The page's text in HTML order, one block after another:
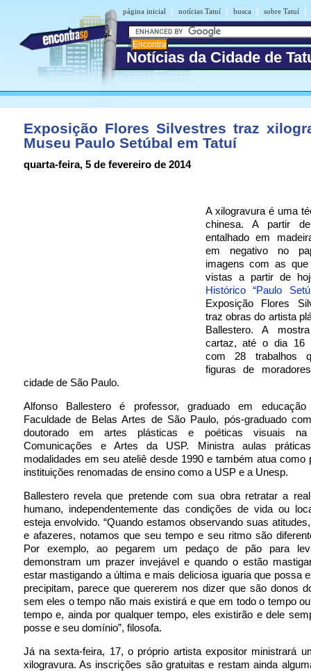
página inicial | notícias Tatuí | busca | sobre Tatuí |
Notícias da Cidade de
Exposição Flores Silvestres traz
Museu Paulo Setúbal em Tatuí
quarta-feira, 5 de fevereiro de 2014
A xilogravura é uma
chinesa. A partir
entalhado em
em negativo no
imagens com as
vistas a partir de
Histórico “Paulo
Exposição Flores
traz obras do artista
Ballestero. A
cartaz, até o dia 16
com 28 trabalhos
figuras de
cidade de São Paulo.
Alfonso Ballestero é professor, graduado em
Faculdade de Belas Artes de São Paulo, pós-graduado
doutorado em artes plásticas e poéticas visuais
Comunicações e Artes da USP. Ministra aulas
modalidades em seu ateliê desde 1990 e também atua como
instituições renomadas de ensino como a USP e a Unesp.
Ballestero revela que pretende com sua obra retratar a
humano, independentemente das condições de vida ou
esteja envolvido. “Quando estamos observando suas
e afazeres, notamos que seu tempo e seu ritmo são
Por exemplo, ao pegarem um pedaço de pão para
demonstram um prazer invejável e quando o estão
estar mastigando a última e mais deliciosa iguaria que possa
precipitam, parece que quererem nos dizer que são donos
sem eles o tempo não mais existirá e que em todo o tempo
tempo e, ainda por qualquer tempo, eles existirão e dele
posse e seu domínio”, filosofa.
Já na sexta-feira, 17, o próprio artista expositor ministrará
xilogravura. As inscrições são gratuitas e restam ainda